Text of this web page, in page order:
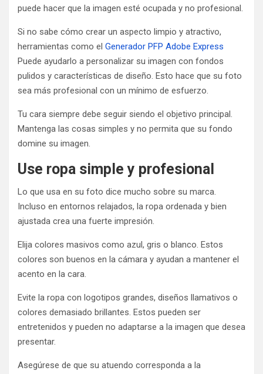
puede hacer que la imagen esté ocupada y no profesional.
Si no sabe cómo crear un aspecto limpio y atractivo,
herramientas como el Generador PFP Adobe Express
Puede ayudarlo a personalizar su imagen con fondos
pulidos y características de diseño. Esto hace que su foto
sea más profesional con un mínimo de esfuerzo.
Tu cara siempre debe seguir siendo el objetivo principal.
Mantenga las cosas simples y no permita que su fondo
domine su imagen.
Use ropa simple y profesional
Lo que usa en su foto dice mucho sobre su marca.
Incluso en entornos relajados, la ropa ordenada y bien
ajustada crea una fuerte impresión.
Elija colores masivos como azul, gris o blanco. Estos
colores son buenos en la cámara y ayudan a mantener el
acento en la cara.
Evite la ropa con logotipos grandes, diseños llamativos o
colores demasiado brillantes. Estos pueden ser
entretenidos y pueden no adaptarse a la imagen que desea
presentar.
Asegúrese de que su atuendo corresponda a la